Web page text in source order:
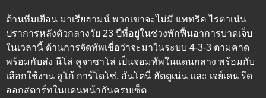
ด้านทีมเยือน มาเรียฮามน์ พวกเขาจะไม่มี แพทริค ไรตาเน่น
ปราการหลังตัวกลางวัย 23 ปีที่อยู่ในช่วงพักฟื้นอาการบาดเจ็บ
ในเวลานี้ ด้านการจัดทัพเชื่อว่าจะมาในระบบ 4-3-3 ตามคาด
พร้อมกับส่ง นีโล่ คูจาซาโล่ เป็นจอมทัพในแดนกลาง พร้อมกับ
เลือกใช้งาน อูโก้ การ์โดโซ่, อันโตนี่ ฮัตตูเน่น และ เจย์เดน รีด
ออกสตาร์ทในแดนหน้ากันครบเซ็ต